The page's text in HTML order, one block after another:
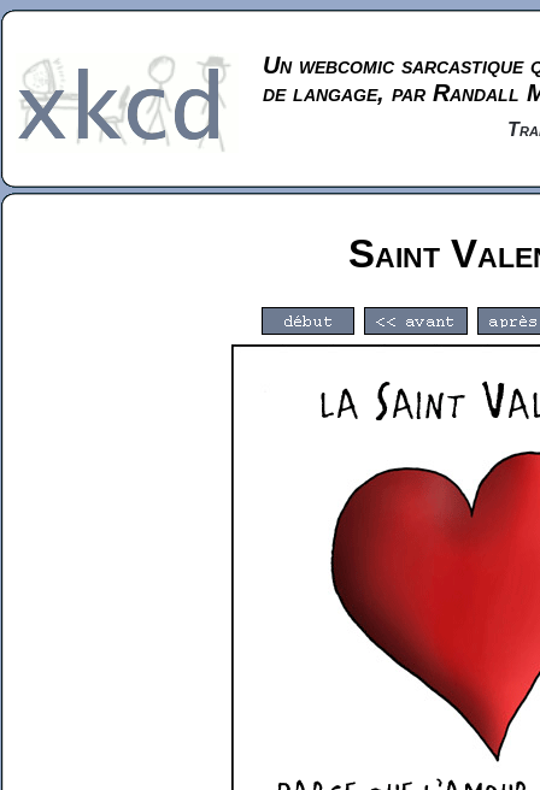
Un webcomic sarcastique
de langage, par Randall
Saint